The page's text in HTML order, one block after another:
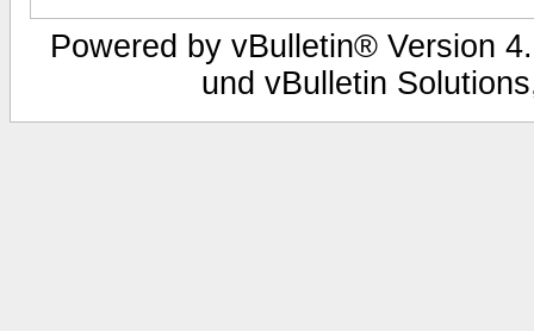
Powered by vBulletin® Version
und vBulletin